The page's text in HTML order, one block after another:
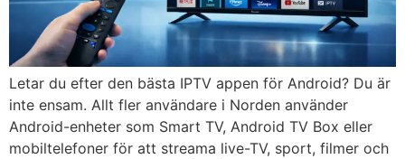
Letar du efter den bästa IPTV appen för Android? Du är
inte ensam. Allt fler användare i Norden använder
Android-enheter som Smart TV, Android TV Box eller
mobiltelefoner för att streama live-TV, sport, filmer och